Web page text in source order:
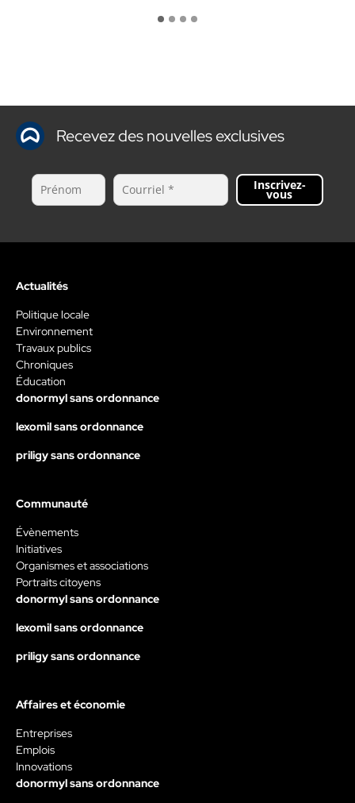
Recevez des nouvelles exclusives
Inscrivez-
vous
Actualités
Politique locale
Environnement
Travaux publics
Chroniques
Éducation
donormyl sans ordonnance
lexomil sans ordonnance
priligy sans ordonnance
Communauté
Évènements
Initiatives
Organismes et associations
Portraits citoyens
donormyl sans ordonnance
lexomil sans ordonnance
priligy sans ordonnance
Affaires et économie
Entreprises
Emplois
Innovations
donormyl sans ordonnance